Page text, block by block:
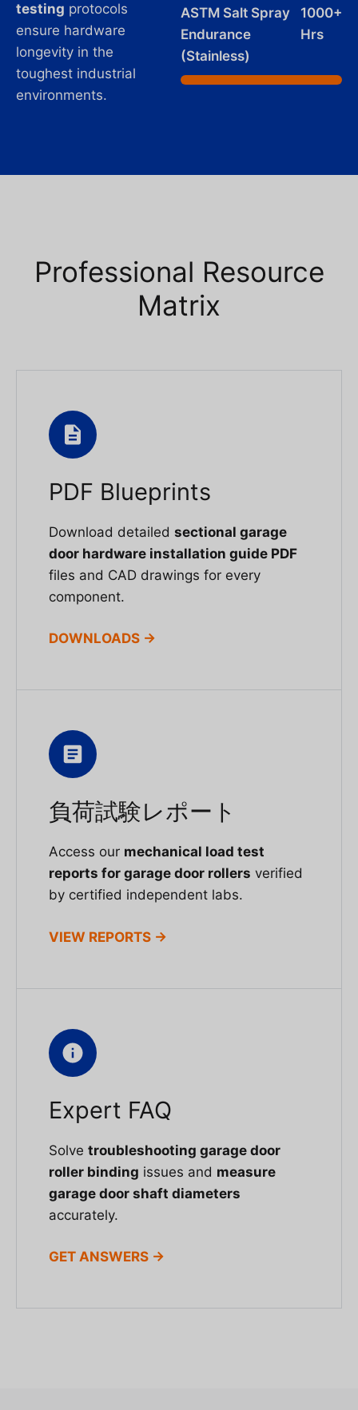
testing protocols
ensure hardware
longevity in the
toughest industrial
environments.
ASTM Salt Spray
Endurance
(Stainless)
1000+
Hrs
Professional Resource
Matrix
PDF Blueprints
Download detailed sectional garage
door hardware installation guide PDF
files and CAD drawings for every
component.
DOWNLOADS →
負荷試験レポート
Access our mechanical load test
reports for garage door rollers verified
by certified independent labs.
VIEW REPORTS →
Expert FAQ
Solve troubleshooting garage door
roller binding issues and measure
garage door shaft diameters
accurately.
GET ANSWERS →